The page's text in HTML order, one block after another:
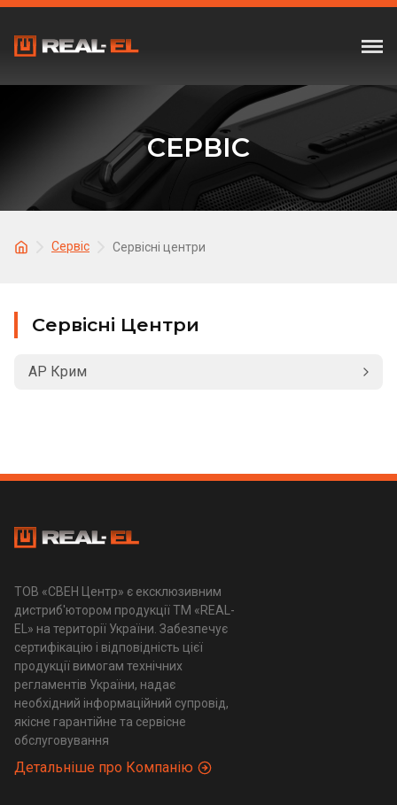
СЕРВІС
Сервіс Сервісні центри
Сервісні Центри
АР Крим
ТОВ «СВЕН Центр» є ексклюзивним
дистриб'ютором продукції ТМ «REAL-
EL» на території України. Забезпечує
сертифікацію і відповідність цієї
продукції вимогам технічних
регламентів України, надає
необхідний інформаційний супровід,
якісне гарантійне та сервісне
обслуговування
Детальніше про Компанію